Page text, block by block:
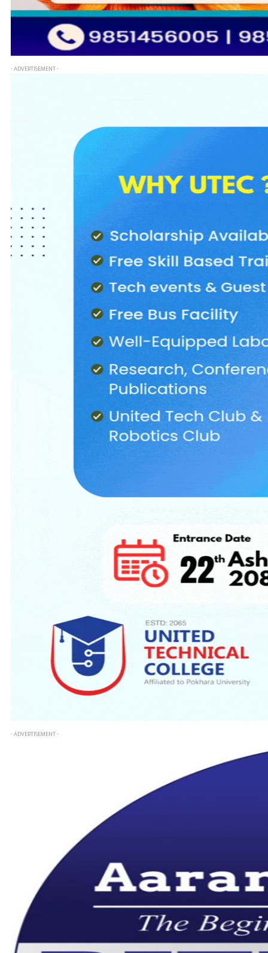
- ADVERTISEMENT -
- ADVERTISEMENT -